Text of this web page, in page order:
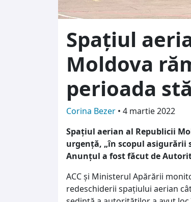
Spațiul
Moldova
perioada
Corina Bezer • 4 martie 2022
Spațiul aerian al Republicii
urgență, „în scopul
Anunțul a fost făcut de
ACC și Ministerul Apărării
redeschiderii spațiului aerian